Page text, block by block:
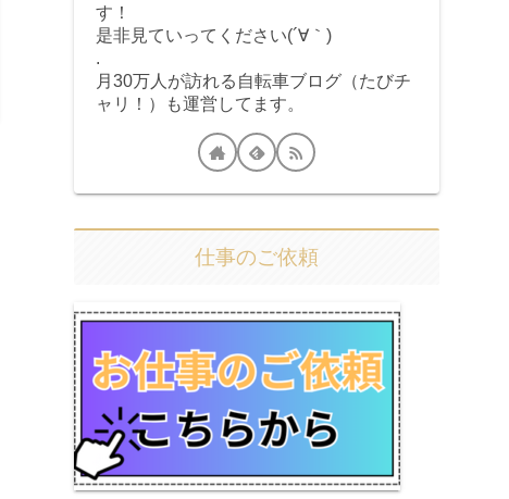
す！
是非見ていってください(´∀｀)
.
月30万人が訪れる自転車ブログ（たびチ
ャリ！）も運営してます。
仕事のご依頼